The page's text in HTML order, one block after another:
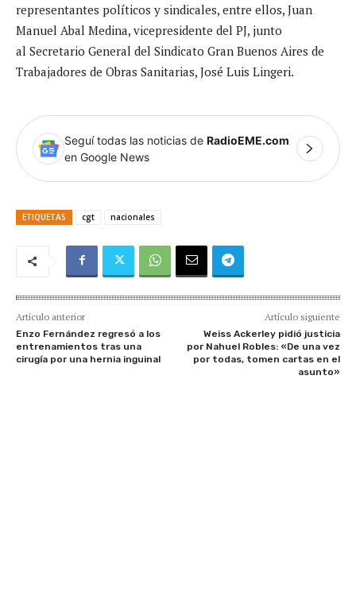
representantes políticos y sindicales, entre ellos, Juan
Manuel Abal Medina, vicepresidente del PJ, junto
al Secretario General del Sindicato Gran Buenos Aires de
Trabajadores de Obras Sanitarias, José Luis Lingeri.
Seguí todas las noticias de RadioEME.com
en Google News
ETIQUETAS cgt nacionales
Artículo anterior
Enzo Fernández regresó a los
entrenamientos tras una
cirugía por una hernia inguinal
Artículo siguiente
Weiss Ackerley pidió justicia
por Nahuel Robles: «De una vez
por todas, tomen cartas en el
asunto»